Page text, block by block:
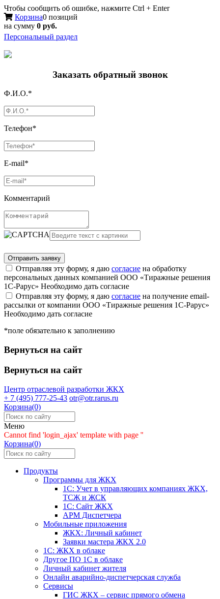
Чтобы сообщить об ошибке, нажмите Ctrl + Enter
Корзина0 позиций
на сумму 0 руб.
Персональный раздел
Заказать обратный звонок
Ф.И.О.*
Телефон*
E-mail*
Комментарий
Отправляя эту форму, я даю согласие на обработку
персональных данных компанией ООО «Тиражные решения
1С-Рарус» Необходимо дать согласие
Отправляя эту форму, я даю согласие на получение email-
рассылки от компании ООО «Тиражные решения 1С-Рарус»
Необходимо дать согласие
*поле обязательно к заполнению
Вернуться на сайт
Вернуться на сайт
Центр отраслевой разработки ЖКХ
+ 7 (495) 777-25-43 otr@otr.rarus.ru
Корзина(0)
Меню
Cannot find 'login_ajax' template with page ''
Корзина(0)
Продукты
Программы для ЖКХ
1С: Учет в управляющих компаниях ЖКХ,
ТСЖ и ЖСК
1С: Сайт ЖКХ
АРМ Диспетчера
Мобильные приложения
ЖКХ: Личный кабинет
Заявки мастера ЖКХ 2.0
1С: ЖКХ в облаке
Другое ПО 1С в облаке
Личный кабинет жителя
Онлайн аварийно-диспетчерская служба
Сервисы
ГИС ЖКХ – сервис прямого обмена